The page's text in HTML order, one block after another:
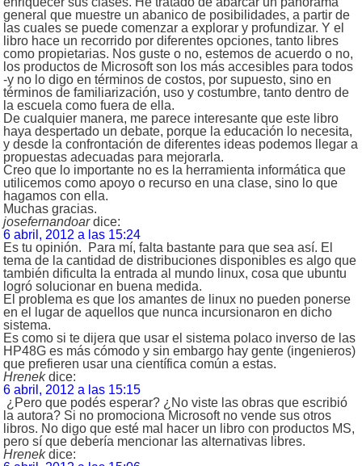
general que muestre un abanico de posibilidades, a partir de
las cuales se puede comenzar a explorar y profundizar. Y el
libro hace un recorrido por diferentes opciones, tanto libres
como propietarias. Nos guste o no, estemos de acuerdo o no,
los productos de Microsoft son los más accesibles para todos
-y no lo digo en términos de costos, por supuesto, sino en
términos de familiarización, uso y costumbre, tanto dentro de
la escuela como fuera de ella.
De cualquier manera, me parece interesante que este libro
haya despertado un debate, porque la educación lo necesita,
y desde la confrontación de diferentes ideas podemos llegar a
propuestas adecuadas para mejorarla.
Creo que lo importante no es la herramienta informática que
utilicemos como apoyo o recurso en una clase, sino lo que
hagamos con ella.
Muchas gracias.
josefernandoar dice:
6 abril, 2012 a las 15:24
Es tu opinión. Para mí, falta bastante para que sea así. El
tema de la cantidad de distribuciones disponibles es algo que
también dificulta la entrada al mundo linux, cosa que ubuntu
logró solucionar en buena medida.
El problema es que los amantes de linux no pueden ponerse
en el lugar de aquellos que nunca incursionaron en dicho
sistema.
Es como si te dijera que usar el sistema polaco inverso de las
HP48G es más cómodo y sin embargo hay gente (ingenieros)
que prefieren usar una científica común a estas.
Hrenek dice:
6 abril, 2012 a las 15:15
¿Pero que podés esperar? ¿No viste las obras que escribió
la autora? Si no promociona Microsoft no vende sus otros
libros. No digo que esté mal hacer un libro con productos MS,
pero sí que debería mencionar las alternativas libres.
Hrenek dice: